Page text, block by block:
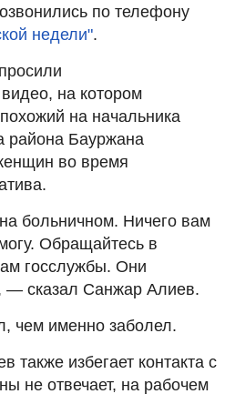
по телефону
недели".
на котором
на начальника
района Бауржана
во время
больничном. Ничего вам
Обращайтесь в
госслужбы. Они
— сказал Санжар Алиев.
чем именно заболел.
избегает контакта с
не отвечает, на рабочем